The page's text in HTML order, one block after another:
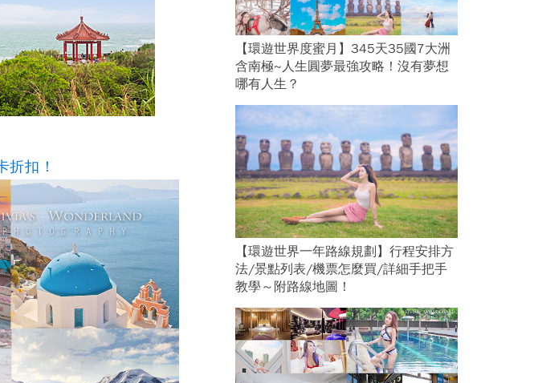
扣！
【環遊世界度蜜月】345天35國7大洲
含南極~人生圓夢最強攻略！沒有夢想
哪有人生？
【環遊世界一年路線規劃】行程安排方
法/景點列表/機票怎麼買/詳細手把手
教學～附路線地圖！